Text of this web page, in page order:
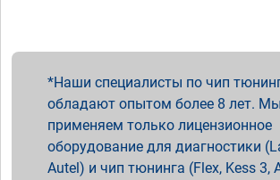
Наши специалисты по чип
обладают опытом более 8 лет. Мы
применяем только лицензионное
оборудование для диагностики
Autel) и чип тюнинга (Flex, Kess 3,